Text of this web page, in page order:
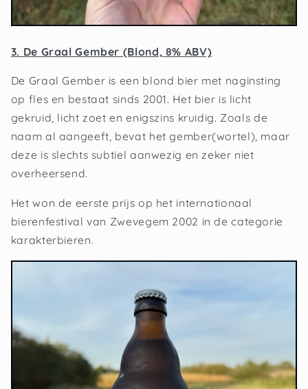
3. De Graal Gember (Blond, 8% ABV)
De Graal Gember is een blond bier met naginsting
op fles en bestaat sinds 2001. Het bier is licht
gekruid, licht zoet en enigszins kruidig. Zoals de
naam al aangeeft, bevat het gember(wortel), maar
deze is slechts subtiel aanwezig en zeker niet
overheersend.
Het won de eerste prijs op het internationaal
bierenfestival van Zwevegem 2002 in de categorie
karakterbieren.